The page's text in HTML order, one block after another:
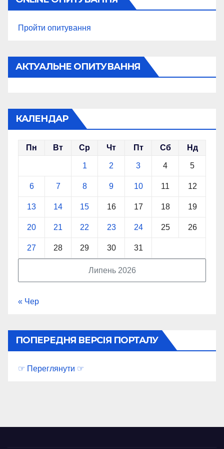
Пройти опитування
АКТУАЛЬНЕ ОПИТУВАННЯ
КАЛЕНДАР
Липень 2026
Пн Вт Ср Чт Пт Сб Нд
1 2 3 4 5
6 7 8 9 10 11 12
13 14 15 16 17 18 19
20 21 22 23 24 25 26
27 28 29 30 31
« Чер
ПОПЕРЕДНЯ ВЕРСІЯ ПОРТАЛУ
☞ Переглянути ☞